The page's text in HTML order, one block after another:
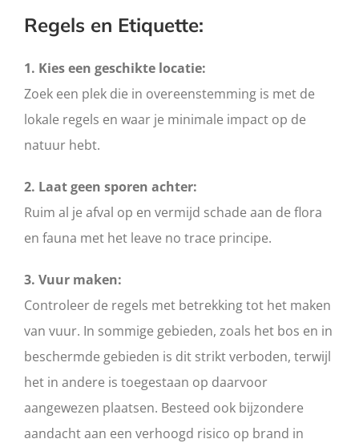
Regels en Etiquette:
1. Kies een geschikte locatie:
Zoek een plek die in overeenstemming is met de
lokale regels en waar je minimale impact op de
natuur hebt.
2. Laat geen sporen achter:
Ruim al je afval op en vermijd schade aan de flora
en fauna met het leave no trace principe.
3. Vuur maken:
Controleer de regels met betrekking tot het maken
van vuur. In sommige gebieden, zoals het bos en in
beschermde gebieden is dit strikt verboden, terwijl
het in andere is toegestaan op daarvoor
aangewezen plaatsen. Besteed ook bijzondere
aandacht aan een verhoogd risico op brand in